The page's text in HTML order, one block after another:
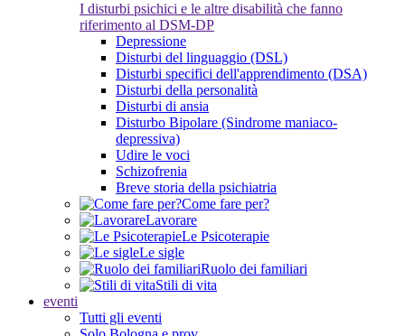
I disturbi psichici e le altre disabilità che fanno
riferimento al DSM-DP
Depressione
Disturbi del linguaggio (DSL)
Disturbi specifici dell'apprendimento (DSA)
Disturbi della personalità
Disturbi di ansia
Disturbo Bipolare (Sindrome maniaco-
depressiva)
Udire le voci
Schizofrenia
Breve storia della psichiatria
Come fare per?
Lavorare
Le Psicoterapie
Le sigle
Ruolo dei familiari
Stili di vita
eventi
Tutti gli eventi